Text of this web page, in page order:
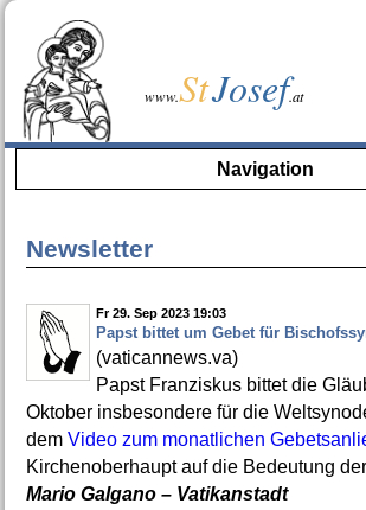
www.StJosef.at
Navigation
Newsletter
Fr 29. Sep 2023 19:03
Papst bittet um Gebet für
(vaticannews.va)
Papst Franziskus bittet die
Oktober insbesondere für die
dem Video zum monatlichen
Kirchenoberhaupt auf die Bedeutung
Mario Galgano – Vatikanstadt